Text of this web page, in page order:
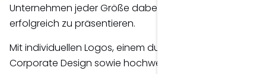
Unternehmen jeder Größe dabei, ihre Marke
erfolgreich zu präsentieren.
Mit individuellen Logos, einem durchgängigen
Corporate Design sowie hochwertigen Print- und